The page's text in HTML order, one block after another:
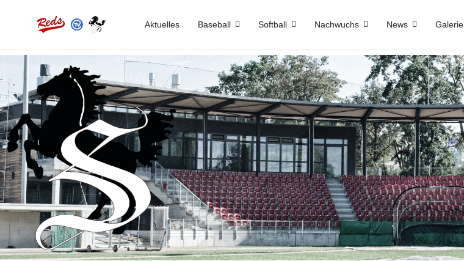
Aktuelles Baseball Softball Nachwuchs News Galerie